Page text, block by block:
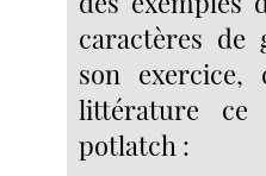
caractères de
son exercice,
littérature
potlatch :